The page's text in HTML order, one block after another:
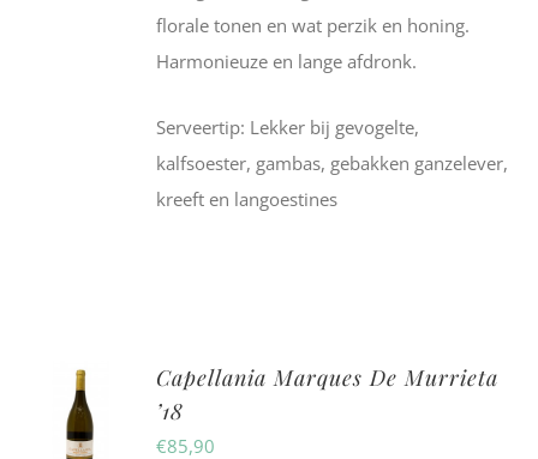
florale tonen en wat perzik en honing.
Harmonieuze en lange afdronk.
Serveertip: Lekker bij gevogelte,
kalfsoester, gambas, gebakken ganzelever,
kreeft en langoestines
TOEVOEGEN
Capellania Marques De Murrieta
’18
€85,90